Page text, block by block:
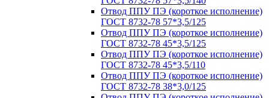
Отвод ППУ ПЭ (короткое исполнение)
ГОСТ 8732-78 57*3,5/125
Отвод ППУ ПЭ (короткое исполнение)
ГОСТ 8732-78 45*3,5/125
Отвод ППУ ПЭ (короткое исполнение)
ГОСТ 8732-78 45*3,5/110
Отвод ППУ ПЭ (короткое исполнение)
ГОСТ 8732-78 38*3,0/125